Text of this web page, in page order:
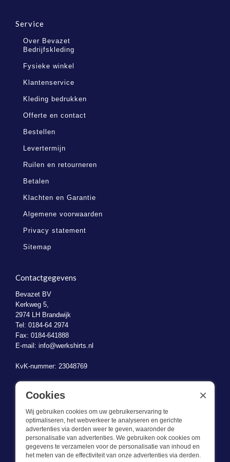
Service
Over Bevazet
Bedrijfskleding
Fysieke winkel
Klantenservice
Kleding bedrukken
Offerte en contact
Bestellen
Levertermijn
Ruilen en retourneren
Betalen
Klachten en Garantie
Algemene voorwaarden
Privacy statement
Sitemap
Contactgegevens
Bevazet BV
Kerkweg 5,
2974 LH Brandwijk
Tel: 0184-64 2974
Fax: 0184-641888
E-mail: info@werkshirts.nl
KvK-nummer: 23048769
BTW-identificatienummer: NL823470787B01
Wat we doen
Cookies
Wij gebruiken cookies om uw gebruikerservaring te
optimaliseren, het webverkeer te analyseren en gerichte
advertenties via derden weer te geven, waaronder de
personalisatie van advertenties. We gebruiken ook cookies om
gegevens te verzamelen voor de personalisatie van inhoud en
het meten van de effectiviteit van onze advertenties via derden.
×